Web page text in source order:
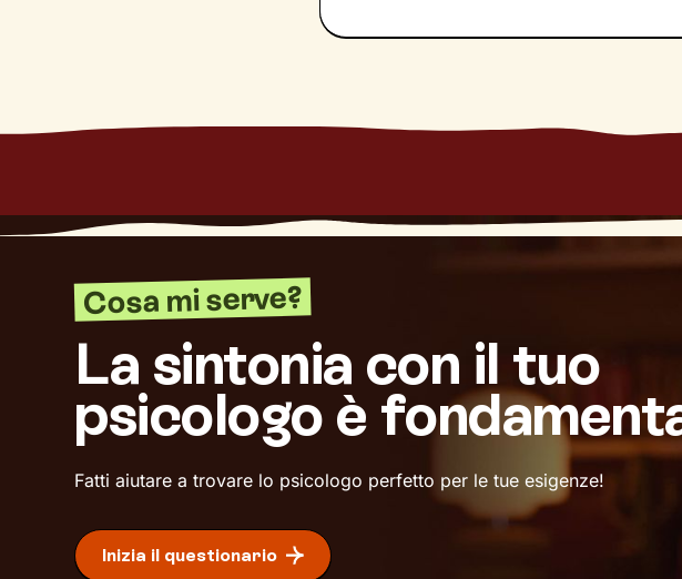
Cosa mi serve?
La sintonia con il tuo
psicologo è
Fatti aiutare a trovare lo psicologo perfetto per le tue esigenze!
Inizia il questionario